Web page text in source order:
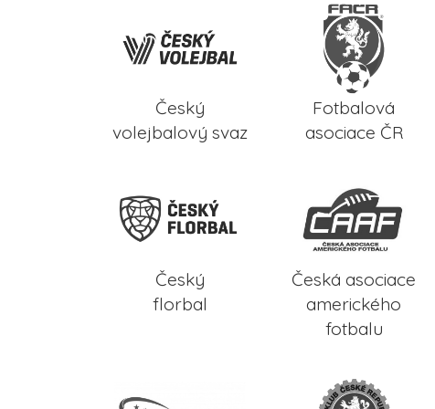
Český
volejbalový svaz
Fotbalová
asociace ČR
Český
florbal
Česká asociace
amerického
fotbalu